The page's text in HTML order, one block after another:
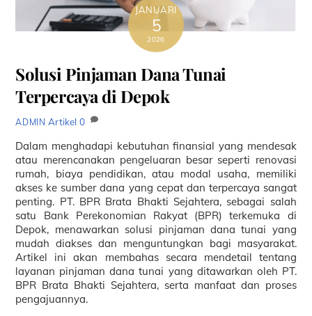
JANUARI
5
2026
Solusi Pinjaman Dana Tunai
Terpercaya di Depok
ADMIN Artikel 0
Dalam menghadapi kebutuhan finansial yang mendesak
atau merencanakan pengeluaran besar seperti renovasi
rumah, biaya pendidikan, atau modal usaha, memiliki
akses ke sumber dana yang cepat dan terpercaya sangat
penting. PT. BPR Brata Bhakti Sejahtera, sebagai salah
satu Bank Perekonomian Rakyat (BPR) terkemuka di
Depok, menawarkan solusi pinjaman dana tunai yang
mudah diakses dan menguntungkan bagi masyarakat.
Artikel ini akan membahas secara mendetail tentang
layanan pinjaman dana tunai yang ditawarkan oleh PT.
BPR Brata Bhakti Sejahtera, serta manfaat dan proses
pengajuannya.